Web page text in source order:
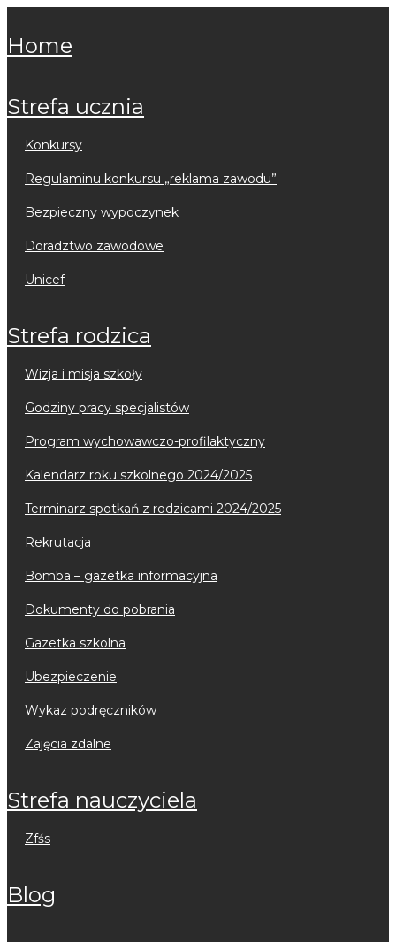
home
strefa ucznia
konkursy
regulaminu konkursu „reklama zawodu”
bezpieczny wypoczynek
doradztwo zawodowe
unicef
strefa rodzica
wizja i misja szkoły
godziny pracy specjalistów
program wychowawczo-profilaktyczny
kalendarz roku szkolnego 2024/2025
terminarz spotkań z rodzicami 2024/2025
rekrutacja
bomba – gazetka informacyjna
dokumenty do pobrania
gazetka szkolna
ubezpieczenie
wykaz podręczników
zajęcia zdalne
strefa nauczyciela
zfśs
blog